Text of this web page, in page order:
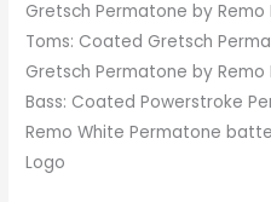
Gretsch Permatone by
Toms: Coated Gretsch
Gretsch Permatone by
Bass: Coated Powerstroke
Remo White Permatone
Logo